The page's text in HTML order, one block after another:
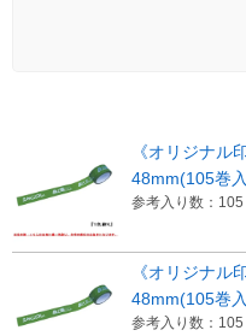
《オリジナル
48mm(105巻
参考入り数：105
《オリジナル
48mm(105巻
参考入り数：105